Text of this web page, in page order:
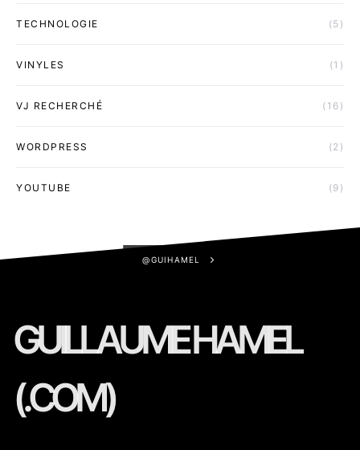
TECHNOLOGIE (5)
VINYLES (1)
VJ RECHERCHÉ (16)
WORDPRESS (2)
YOUTUBE (9)
@GUIHAMEL
GUILLAUME HAMEL
(.COM)